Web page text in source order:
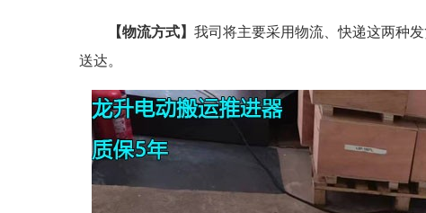
【物流方式】 我司将主要采用物流、快递这两种
送达。